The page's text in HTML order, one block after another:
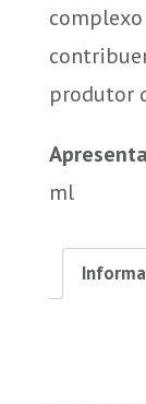
complexo
produtor
ml